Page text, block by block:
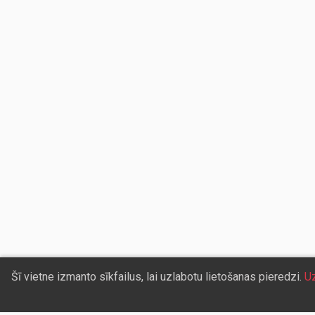
Šī vietne izmanto sīkfailus, lai uzlabotu lietošanas pieredzi.